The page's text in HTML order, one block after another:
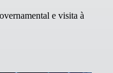
e visita à